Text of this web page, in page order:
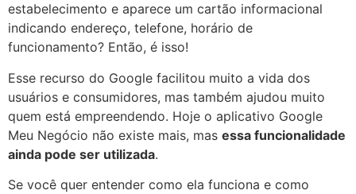
estabelecimento e aparece um cartão informacional
indicando endereço, telefone, horário de
funcionamento? Então, é isso!
Esse recurso do Google facilitou muito a vida dos
usuários e consumidores, mas também ajudou muito
quem está empreendendo. Hoje o aplicativo Google
Meu Negócio não existe mais, mas essa funcionalidade
ainda pode ser utilizada.
Se você quer entender como ela funciona e como